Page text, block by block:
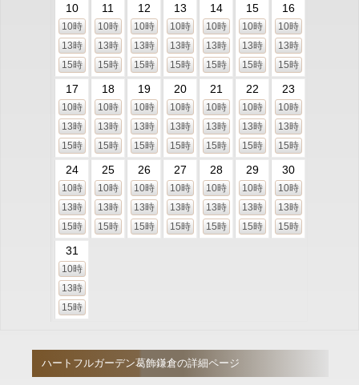
10
10時
13時
15時
11
10時
13時
15時
12
10時
13時
15時
13
10時
13時
15時
14
10時
13時
15時
15
10時
13時
15時
16
10時
13時
15時
17
10時
13時
15時
18
10時
13時
15時
19
10時
13時
15時
20
10時
13時
15時
21
10時
13時
15時
22
10時
13時
15時
23
10時
13時
15時
24
10時
13時
15時
25
10時
13時
15時
26
10時
13時
15時
27
10時
13時
15時
28
10時
13時
15時
29
10時
13時
15時
30
10時
13時
15時
31
10時
13時
15時
ハートフルガーデン葛飾鎌倉の詳細ページ